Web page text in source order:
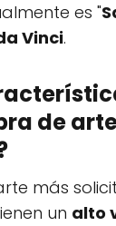
es "
Vinci.
de
más
un alto